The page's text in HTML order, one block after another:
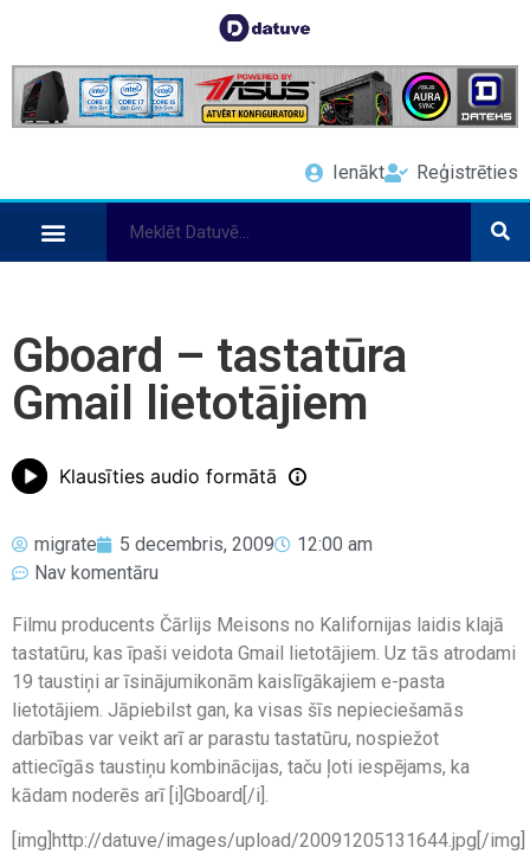
Ienākt Reģistrēties
Gboard – tastatūra
Gmail lietotājiem
Klausīties audio formātā
migrate 5 decembris, 2009
12:00 am
Nav komentāru
Filmu producents Čārlijs Meisons no Kalifornijas laidis klajā
tastatūru, kas īpaši veidota Gmail lietotājiem. Uz tās atrodami
19 taustiņi ar īsinājumikonām kaislīgākajiem e-pasta
lietotājiem. Jāpiebilst gan, ka visas šīs nepieciešamās
darbības var veikt arī ar parastu tastatūru, nospiežot
attiecīgās taustiņu kombinācijas, taču ļoti iespējams, ka
kādam noderēs arī [i]Gboard[/i].
[img]http://datuve/images/upload/20091205131644.jpg[/img]